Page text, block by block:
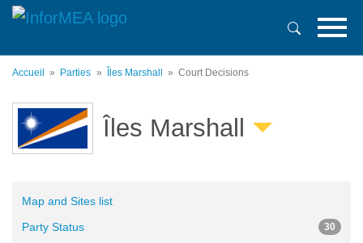
Aller
principal
Accueil Parties Îles Marshall Court Decisions
Îles Marshall
Map and Sites list
Party Status
30